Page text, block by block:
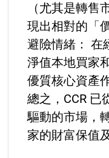
（尤其是轉售
現出相對的「
避險情緒： 在
淨值本地買家
優質核心資產
總之，CCR 已
驅動的市場，
家的財富保值